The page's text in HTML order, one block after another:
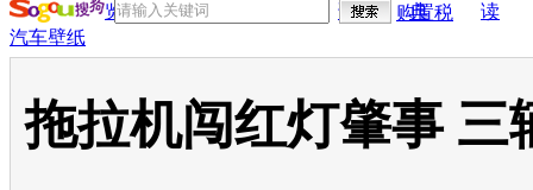
览器
赏
询
典
读
购置税
汽车壁纸
拖拉机闯红灯肇事 三